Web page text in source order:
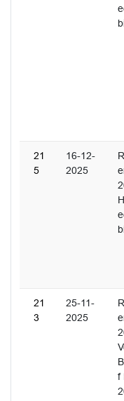
21
5
16-12-
2025
21
3
25-11-
2025
f